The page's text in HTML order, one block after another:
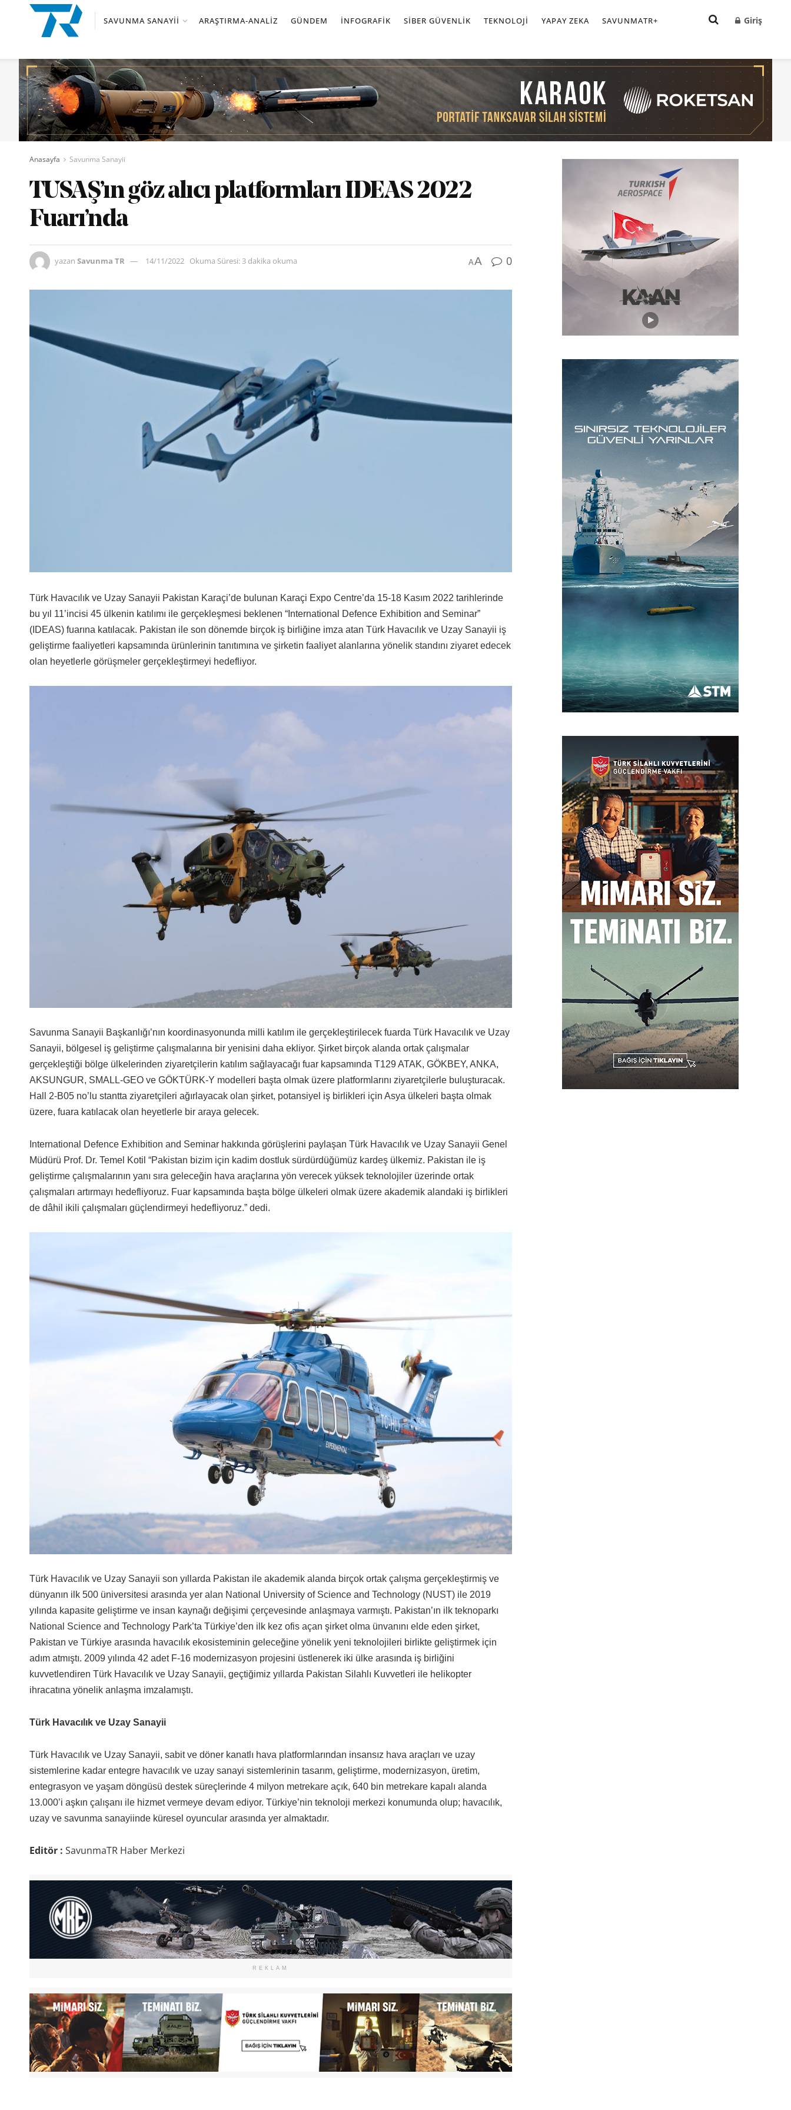
SAVUNMA SANAYII ARAŞTIRMA-ANALIZ GÜNDEM İNFOGRAFIK SIBER GÜVENLIK TEKNOLOJI YAPAY ZEKA SAVUNMATR+ Giriş
Anasayfa Savunma Sanayii
TUSAŞ’ın göz alıcı platformları IDEAS 2022
Fuarı’nda
yazan Savunma TR 14/11/2022 Okuma Süresi: 3 dakika okuma AA 0
Türk Havacılık ve Uzay Sanayii Pakistan Karaçi’de bulunan Karaçi Expo Centre’da 15-18 Kasım 2022 tarihlerinde
bu yıl 11’incisi 45 ülkenin katılımı ile gerçekleşmesi beklenen “International Defence Exhibition and Seminar”
(IDEAS) fuarına katılacak. Pakistan ile son dönemde birçok iş birliğine imza atan Türk Havacılık ve Uzay Sanayii iş
geliştirme faaliyetleri kapsamında ürünlerinin tanıtımına ve şirketin faaliyet alanlarına yönelik standını ziyaret edecek
olan heyetlerle görüşmeler gerçekleştirmeyi hedefliyor.
Savunma Sanayii Başkanlığı’nın koordinasyonunda milli katılım ile gerçekleştirilecek fuarda Türk Havacılık ve Uzay
Sanayii, bölgesel iş geliştirme çalışmalarına bir yenisini daha ekliyor. Şirket birçok alanda ortak çalışmalar
gerçekleştiği bölge ülkelerinden ziyaretçilerin katılım sağlayacağı fuar kapsamında T129 ATAK, GÖKBEY, ANKA,
AKSUNGUR, SMALL-GEO ve GÖKTÜRK-Y modelleri başta olmak üzere platformlarını ziyaretçilerle buluşturacak.
Hall 2-B05 no’lu stantta ziyaretçileri ağırlayacak olan şirket, potansiyel iş birlikleri için Asya ülkeleri başta olmak
üzere, fuara katılacak olan heyetlerle bir araya gelecek.
International Defence Exhibition and Seminar hakkında görüşlerini paylaşan Türk Havacılık ve Uzay Sanayii Genel
Müdürü Prof. Dr. Temel Kotil “Pakistan bizim için kadim dostluk sürdürdüğümüz kardeş ülkemiz. Pakistan ile iş
geliştirme çalışmalarının yanı sıra geleceğin hava araçlarına yön verecek yüksek teknolojiler üzerinde ortak
çalışmaları artırmayı hedefliyoruz. Fuar kapsamında başta bölge ülkeleri olmak üzere akademik alandaki iş birlikleri
de dâhil ikili çalışmaları güçlendirmeyi hedefliyoruz.” dedi.
Türk Havacılık ve Uzay Sanayii son yıllarda Pakistan ile akademik alanda birçok ortak çalışma gerçekleştirmiş ve
dünyanın ilk 500 üniversitesi arasında yer alan National University of Science and Technology (NUST) ile 2019
yılında kapasite geliştirme ve insan kaynağı değişimi çerçevesinde anlaşmaya varmıştı. Pakistan’ın ilk teknoparkı
National Science and Technology Park’ta Türkiye’den ilk kez ofis açan şirket olma ünvanını elde eden şirket,
Pakistan ve Türkiye arasında havacılık ekosisteminin geleceğine yönelik yeni teknolojileri birlikte geliştirmek için
adım atmıştı. 2009 yılında 42 adet F-16 modernizasyon projesini üstlenerek iki ülke arasında iş birliğini
kuvvetlendiren Türk Havacılık ve Uzay Sanayii, geçtiğimiz yıllarda Pakistan Silahlı Kuvvetleri ile helikopter
ihracatına yönelik anlaşma imzalamıştı.
Türk Havacılık ve Uzay Sanayii
Türk Havacılık ve Uzay Sanayii, sabit ve döner kanatlı hava platformlarından insansız hava araçları ve uzay
sistemlerine kadar entegre havacılık ve uzay sanayi sistemlerinin tasarım, geliştirme, modernizasyon, üretim,
entegrasyon ve yaşam döngüsü destek süreçlerinde 4 milyon metrekare açık, 640 bin metrekare kapalı alanda
13.000’i aşkın çalışanı ile hizmet vermeye devam ediyor. Türkiye’nin teknoloji merkezi konumunda olup; havacılık,
uzay ve savunma sanayiinde küresel oyuncular arasında yer almaktadır.
Editör : SavunmaTR Haber Merkezi
REKLAM